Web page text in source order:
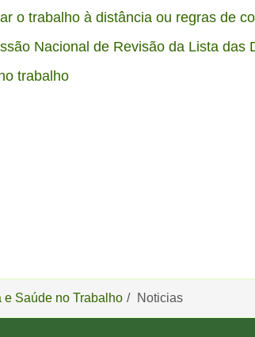
o trabalho à distância ou regras de
Nacional de Revisão da Lista das
trabalho
e Saúde no Trabalho Noticias